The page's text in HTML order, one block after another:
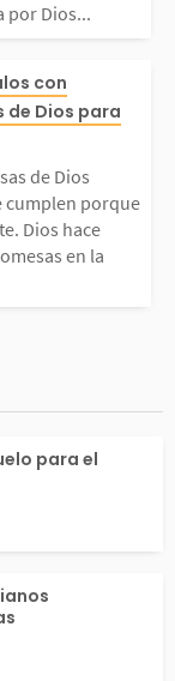
Espíritu
el
por Dios...
se
él no
que le
nuestro
con
de Dios para
de Dios
cumplen porque
Dios hace
en la
para el